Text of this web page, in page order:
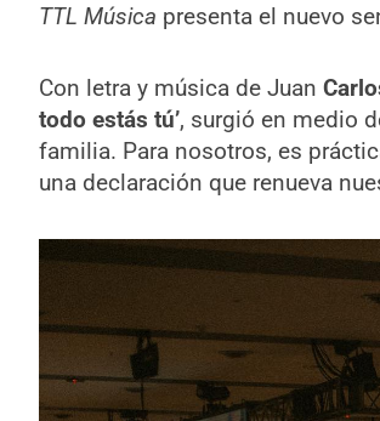
TTL Música presenta el nuevo
Con letra y música de Juan
todo estás tú’, surgió en medio
familia. Para nosotros, es
una declaración que renueva